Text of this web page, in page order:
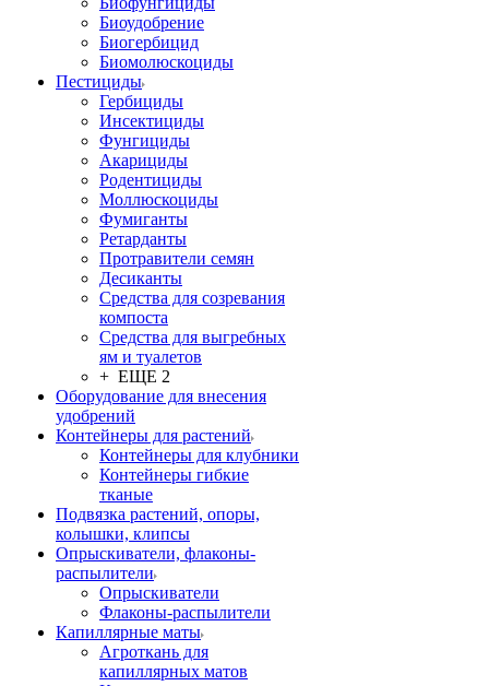
Биоудобрение
Биогербицид
Биомолюскоциды
Пестициды
Гербициды
Инсектициды
Фунгициды
Акарициды
Родентициды
Моллюскоциды
Фумиганты
Ретарданты
Протравители семян
Десиканты
Средства для созревания
компоста
Средства для выгребных
ям и туалетов
+ ЕЩЕ 2
Оборудование для внесения
удобрений
Контейнеры для растений
Контейнеры для клубники
Контейнеры гибкие
тканые
Подвязка растений, опоры,
колышки, клипсы
Опрыскиватели, флаконы-
распылители
Опрыскиватели
Флаконы-распылители
Капиллярные маты
Агроткань для
капиллярных матов